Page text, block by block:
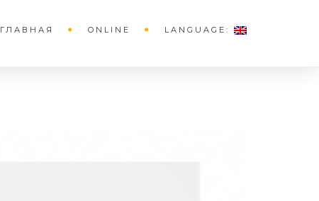
ГЛАВНАЯ ONLINE LANGUAGE: